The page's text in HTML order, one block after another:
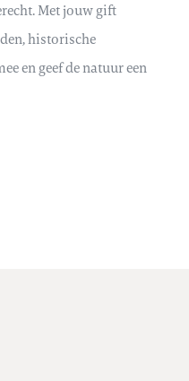
Met jouw gift
historische
en geef de natuur een